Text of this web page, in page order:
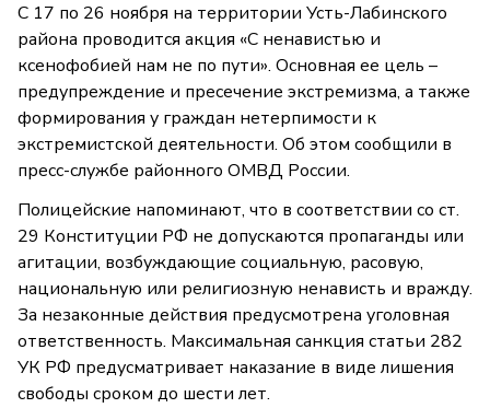
С 17 по 26 ноября на территории Усть-Лабинского
района проводится акция «С ненавистью и
ксенофобией нам не по пути». Основная ее цель –
предупреждение и пресечение экстремизма, а также
формирования у граждан нетерпимости к
экстремистской деятельности. Об этом сообщили в
пресс-службе районного ОМВД России.
Полицейские напоминают, что в соответствии со ст.
29 Конституции РФ не допускаются пропаганды или
агитации, возбуждающие социальную, расовую,
национальную или религиозную ненависть и вражду.
За незаконные действия предусмотрена уголовная
ответственность. Максимальная санкция статьи 282
УК РФ предусматривает наказание в виде лишения
свободы сроком до шести лет.